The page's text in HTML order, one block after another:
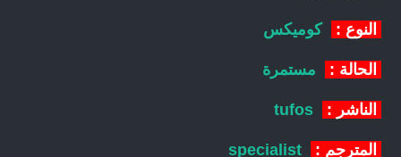
النوع : كوميكس
الحالة : مستمرة
الناشر :
المترجم :